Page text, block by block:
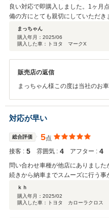
良い対応で即購入しました。1ヶ月
備の方にとても親切にしていただき
まっちゃん
購入年月： 2025/06
購入した車：トヨタ マークX
販売店の返信
まっちゃん様この度は当社のお
うございます。また先日はご挨
気になること等ございましたら
気軽にお問い合わせいただけれ
いたします。 カーメイト曽根江
対応が早い
総合評価 5点
接客 : 5 雰囲気 : 4 アフター : 4
問い合わせ車種が他店にありまし
続きから納車までスムーズに行う事
ｋｈ
購入年月： 2025/02
購入した車：トヨタ カローラクロス